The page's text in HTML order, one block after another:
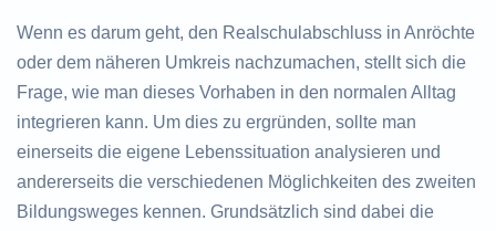
Wenn es darum geht, den Realschulabschluss in Anröchte
oder dem näheren Umkreis nachzumachen, stellt sich die
Frage, wie man dieses Vorhaben in den normalen Alltag
integrieren kann. Um dies zu ergründen, sollte man
einerseits die eigene Lebenssituation analysieren und
andererseits die verschiedenen Möglichkeiten des zweiten
Bildungsweges kennen. Grundsätzlich sind dabei die